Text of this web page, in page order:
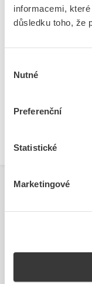
informacemi,
důsledku toho, že
souhlasu
Nutné
Preferenční
Statistické
Marketingové
Ke stažení